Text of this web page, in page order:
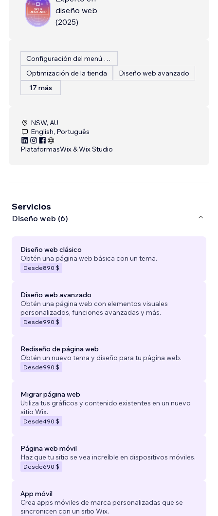
diseño web
(2025)
Configuración del menú del restaurante
Optimización de la tienda
Diseño web avanzado
17 más
NSW, AU
English, Português
PlataformasWix & Wix Studio
Servicios
Diseño web (6)
Diseño web clásico
Obtén una página web básica con un tema.
Desde890 $
Diseño web avanzado
Obtén una página web con elementos visuales
personalizados, funciones avanzadas y más.
Desde990 $
Rediseño de página web
Obtén un nuevo tema y diseño para tu página web.
Desde990 $
Migrar página web
Utiliza tus gráficos y contenido existentes en un nuevo
sitio Wix.
Desde490 $
Página web móvil
Haz que tu sitio se vea increíble en dispositivos móviles.
Desde690 $
App móvil
Crea apps móviles de marca personalizadas que se
sincronicen con un sitio Wix.